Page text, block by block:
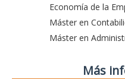
Economía de la
Máster en
Máster en
Más